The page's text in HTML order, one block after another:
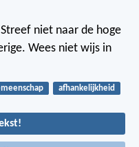
niet naar de hoge
Wees niet wijs in
afhankelijkheid